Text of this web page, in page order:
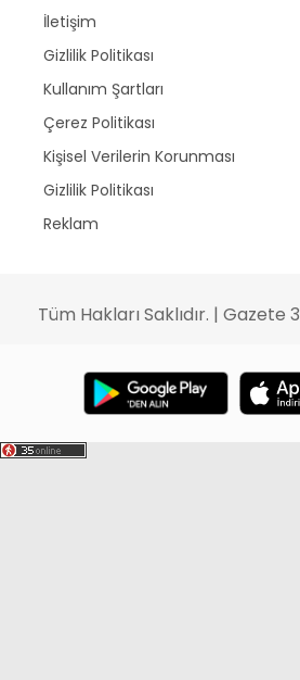
İletişim
Gizlilik Politikası
Kullanım Şartları
Çerez Politikası
Kişisel Verilerin Korunması
Gizlilik Politikası
Reklam
Tüm Hakları Saklıdır. | Gazete 3